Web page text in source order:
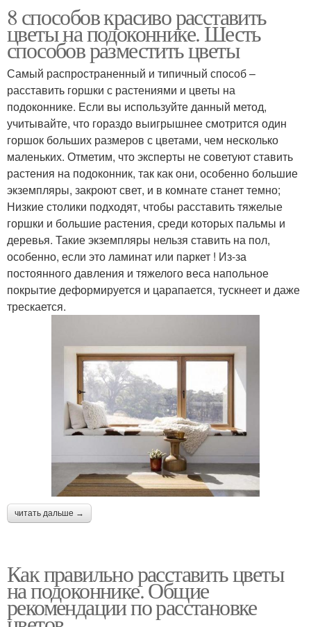
8 способов красиво расставить
цветы на подоконнике. Шесть
способов разместить цветы
Самый распространенный и типичный способ –
расставить горшки с растениями и цветы на
подоконнике. Если вы используйте данный метод,
учитывайте, что гораздо выигрышнее смотрится один
горшок больших размеров с цветами, чем несколько
маленьких. Отметим, что эксперты не советуют ставить
растения на подоконник, так как они, особенно большие
экземпляры, закроют свет, и в комнате станет темно;
Низкие столики подходят, чтобы расставить тяжелые
горшки и большие растения, среди которых пальмы и
деревья. Такие экземпляры нельзя ставить на пол,
особенно, если это ламинат или паркет ! Из-за
постоянного давления и тяжелого веса напольное
покрытие деформируется и царапается, тускнеет и даже
трескается.
читать дальше →
Как правильно расставить цветы
на подоконнике. Общие
рекомендации по расстановке